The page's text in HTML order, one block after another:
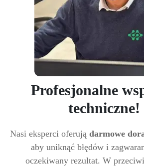
Profesjonalne
techniczne!
Nasi eksperci oferują darmowe
aby uniknąć błędów i
oczekiwany rezultat. W